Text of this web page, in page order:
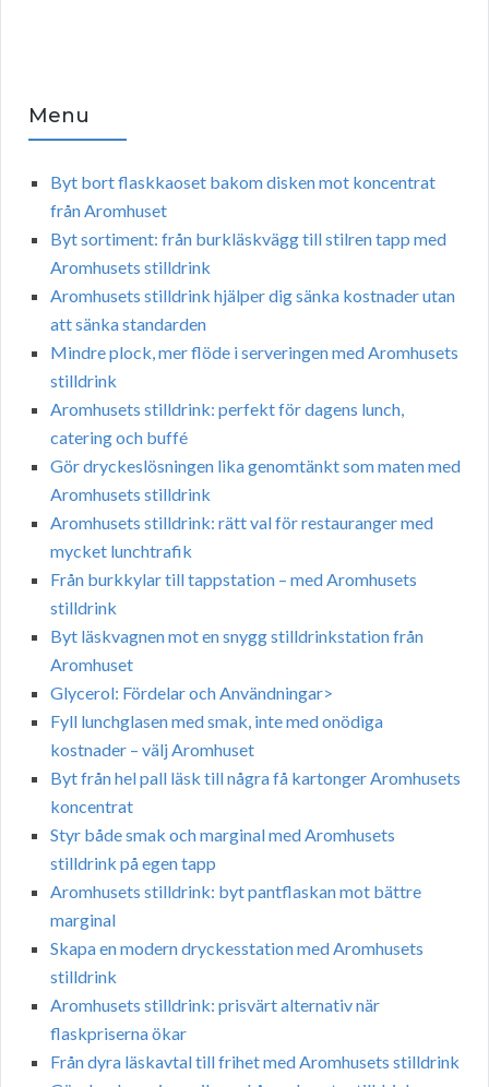
Menu
Byt bort flaskkaoset bakom disken mot koncentrat
från Aromhuset
Byt sortiment: från burkläskvägg till stilren tapp med
Aromhusets stilldrink
Aromhusets stilldrink hjälper dig sänka kostnader utan
att sänka standarden
Mindre plock, mer flöde i serveringen med Aromhusets
stilldrink
Aromhusets stilldrink: perfekt för dagens lunch,
catering och buffé
Gör dryckeslösningen lika genomtänkt som maten med
Aromhusets stilldrink
Aromhusets stilldrink: rätt val för restauranger med
mycket lunchtrafik
Från burkkylar till tappstation – med Aromhusets
stilldrink
Byt läskvagnen mot en snygg stilldrinkstation från
Aromhuset
Glycerol: Fördelar och Användningar>
Fyll lunchglasen med smak, inte med onödiga
kostnader – välj Aromhuset
Byt från hel pall läsk till några få kartonger Aromhusets
koncentrat
Styr både smak och marginal med Aromhusets
stilldrink på egen tapp
Aromhusets stilldrink: byt pantflaskan mot bättre
marginal
Skapa en modern dryckesstation med Aromhusets
stilldrink
Aromhusets stilldrink: prisvärt alternativ när
flaskpriserna ökar
Från dyra läskavtal till frihet med Aromhusets stilldrink